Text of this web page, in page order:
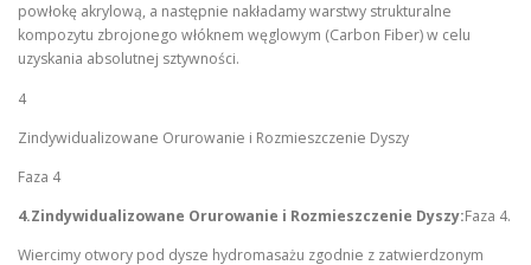
powłokę akrylową, a następnie nakładamy warstwy strukturalne
kompozytu zbrojonego włóknem węglowym (Carbon Fiber) w celu
uzyskania absolutnej sztywności.
4
Zindywidualizowane Orurowanie i Rozmieszczenie Dyszy
Faza 4
4.Zindywidualizowane Orurowanie i Rozmieszczenie Dyszy:Faza 4.
Wiercimy otwory pod dysze hydromasażu zgodnie z zatwierdzonym